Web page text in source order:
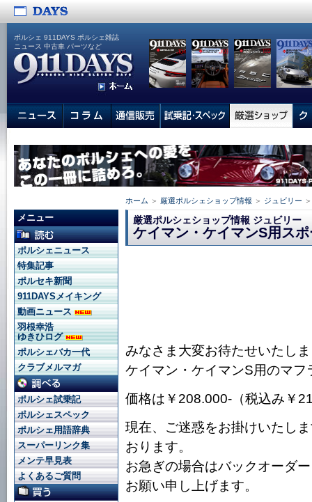
ポルシェ 911DAYS ポルシェ雑誌
ニュース 中古車 パーツなど
ホーム ＞ 厳選ポルシェショップ情報 ＞ ジュビリー ＞
厳選ポルシェショップ情報 ジュビリー
ケイマン・ケイマンS用ス
みなさま大変お待たせいたし
ケイマン・ケイマンS用のマ
価格は￥208.000-（税込み￥
現在、ご迷惑をお掛けいたし
おります。
お急ぎの場合はバックオーダ
お願い申し上げます。
メニュー
ポルシェニュース
特集記事
ポルセキ新聞
911DAYSメイキング
動画ニュース
羽根幸浩
ゆきひログ
ポルシェバカ一代
クラブメルマガ
ポルシェ試乗記
ポルシェスペック
ポルシェ用語辞典
スーパーリンク集
メンテ早見表
よくあるご質問